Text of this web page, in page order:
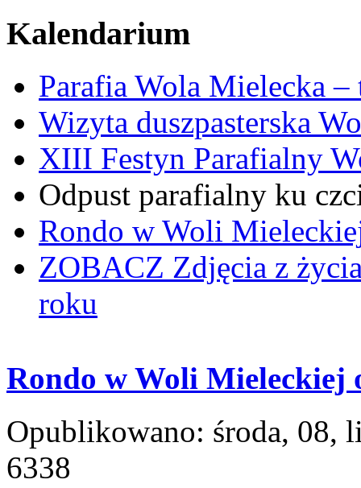
Kalendarium
Parafia Wola Mielecka
Wizyta duszpasterska
XIII Festyn Parafialny
Odpust parafialny ku
Rondo w Woli
ZOBACZ Zdjęcia z
roku
Rondo w Woli Mieleckiej
Opublikowano: środa, 08,
6338